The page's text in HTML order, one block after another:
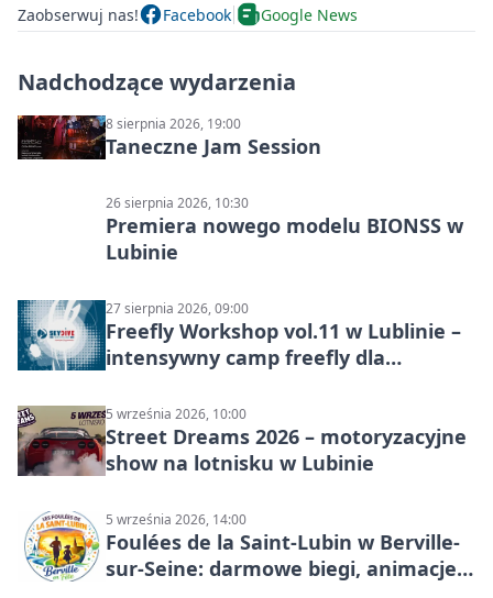
Zaobserwuj nas! Facebook Google News
Nadchodzące wydarzenia
8 sierpnia 2026, 19:00
Taneczne Jam Session
26 sierpnia 2026, 10:30
Premiera nowego modelu BIONSS w
Lubinie
27 sierpnia 2026, 09:00
Freefly Workshop vol.11 w Lublinie –
intensywny camp freefly dla
5 września 2026, 10:00
Street Dreams 2026 – motoryzacyjne
show na lotnisku w Lubinie
5 września 2026, 14:00
Foulées de la Saint-Lubin w Berville-
sur-Seine: darmowe biegi, animacje i